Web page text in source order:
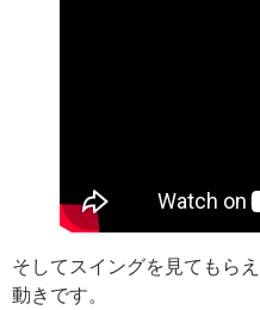
そしてスイングを見てもら
動きです。